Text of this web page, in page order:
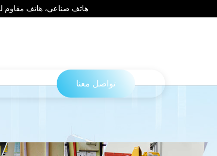
هاتف صناعي، هاتف مقاوم
تواصل معنا